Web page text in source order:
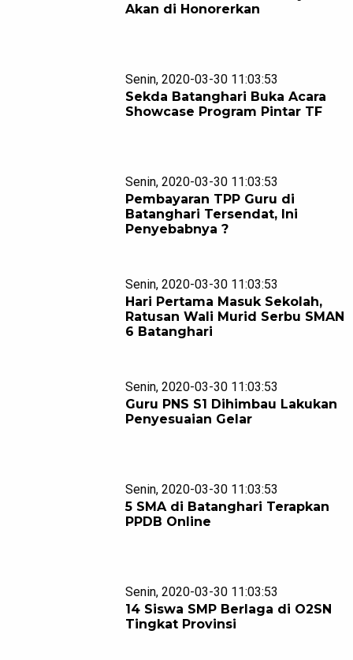
Akan di Honorerkan
Senin, 2020-03-30 11:03:53
Sekda Batanghari Buka Acara
Showcase Program Pintar TF
Senin, 2020-03-30 11:03:53
Pembayaran TPP Guru di
Batanghari Tersendat, Ini
Penyebabnya ?
Senin, 2020-03-30 11:03:53
Hari Pertama Masuk Sekolah,
Ratusan Wali Murid Serbu SMAN
6 Batanghari
Senin, 2020-03-30 11:03:53
Guru PNS S1 Dihimbau Lakukan
Penyesuaian Gelar
Senin, 2020-03-30 11:03:53
5 SMA di Batanghari Terapkan
PPDB Online
Senin, 2020-03-30 11:03:53
14 Siswa SMP Berlaga di O2SN
Tingkat Provinsi